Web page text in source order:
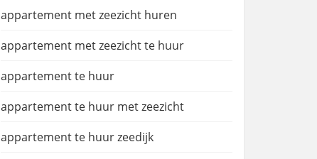
appartement met zeezicht huren
appartement met zeezicht te huur
appartement te huur
appartement te huur met zeezicht
appartement te huur zeedijk